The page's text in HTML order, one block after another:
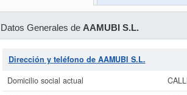
Datos Generales de AAMUBI S.L.
Dirección y teléfono de AAMUBI S.L.
Domicilio social actual